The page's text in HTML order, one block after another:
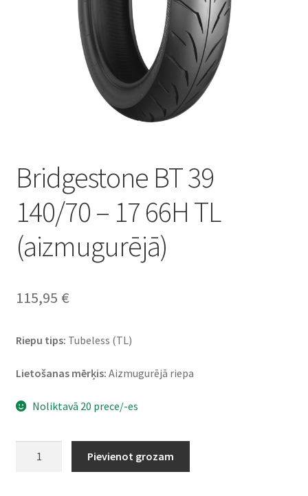
Bridgestone BT 39
140/70 – 17 66H TL
(aizmugurējā)
115,95 €
Riepu tips: Tubeless (TL)
Lietošanas mērķis: Aizmugurējā riepa
Noliktavā 20 prece/-es
Pievienot grozam